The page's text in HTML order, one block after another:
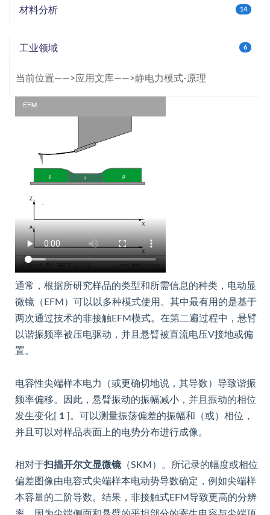
材料分析 14
工业领域 6
当前位置——>应用文库——>静电力模式-原理
通常，根据所研究样品的类型和所需信息的种类，电动显
微镜（EFM）可以以多种模式使用。其中最有用的是基于
两次通过技术的非接触EFM模式。在第二遍过程中，悬臂
以谐振频率被压电驱动，并且悬臂被直流电压V接地或偏
置。
电容性尖端样本电力（或更确切地说，其导数）导致谐振
频率偏移。因此，悬臂振动的振幅减小，并且振动的相位
发生变化[ 1 ]。可以测量振荡偏差的振幅和（或）相位，
并且可以对样品表面上的电势分布进行成像。
相对于扫描开尔文显微镜 （SKM）。所记录的幅度或相位
偏差图像由电容式尖端样本电动势导数确定，例如尖端样
本容量的二阶导数。结果，非接触式EFM导致更高的分辨